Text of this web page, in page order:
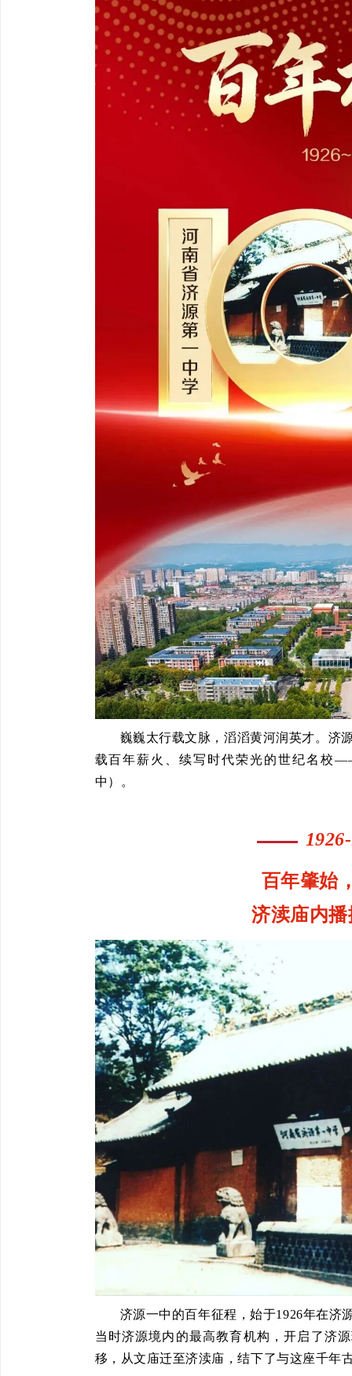
巍巍太行载文脉，滔滔黄河润英才。济
载百年薪火、续写时代荣光的世纪名校
中）。
百年肇始
济渎庙内
济源一中的百年征程，始于1926年在济
当时济源境内的最高教育机构，开启了济
移，从文庙迁至济渎庙，结下了与这座千年